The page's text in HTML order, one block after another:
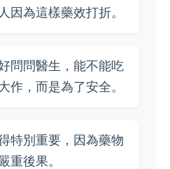
因為這樣藥效打折。
問問醫生，能不能吃
作，而是為了安全。
特別重要，因為藥物
重後果。